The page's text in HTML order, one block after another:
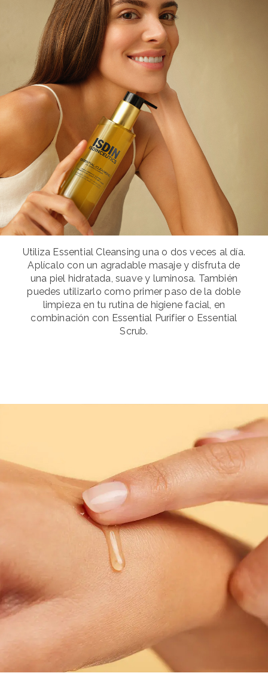
Utiliza Essential Cleansing una o dos veces al día.
Aplícalo con un agradable masaje y disfruta de
una piel hidratada, suave y luminosa. También
puedes utilizarlo como primer paso de la doble
limpieza en tu rutina de higiene facial, en
combinación con Essential Purifier o Essential
Scrub.